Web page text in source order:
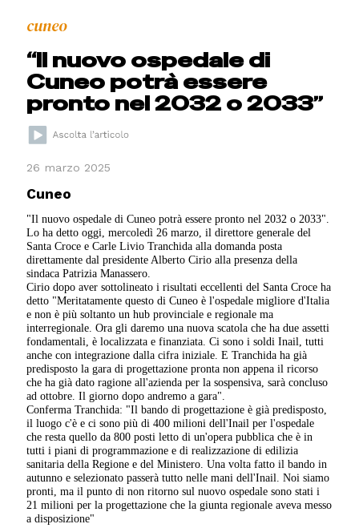
cuneo
“Il nuovo ospedale di
Cuneo potrà essere
pronto nel 2032 o 2033”
26 marzo 2025
Cuneo
"Il nuovo ospedale di Cuneo potrà essere pronto nel 2032 o 2033".
Lo ha detto oggi, mercoledì 26 marzo, il direttore generale del
Santa Croce e Carle Livio Tranchida alla domanda posta
direttamente dal presidente Alberto Cirio alla presenza della
sindaca Patrizia Manassero.
Cirio dopo aver sottolineato i risultati eccellenti del Santa Croce ha
detto "Meritatamente questo di Cuneo è l'ospedale migliore d'Italia
e non è più soltanto un hub provinciale e regionale ma
interregionale. Ora gli daremo una nuova scatola che ha due assetti
fondamentali, è localizzata e finanziata. Ci sono i soldi Inail, tutti
anche con integrazione dalla cifra iniziale. E Tranchida ha già
predisposto la gara di progettazione pronta non appena il ricorso
che ha già dato ragione all'azienda per la sospensiva, sarà concluso
ad ottobre. Il giorno dopo andremo a gara".
Conferma Tranchida: "Il bando di progettazione è già predisposto,
il luogo c'è e ci sono più di 400 milioni dell'Inail per l'ospedale
che resta quello da 800 posti letto di un'opera pubblica che è in
tutti i piani di programmazione e di realizzazione di edilizia
sanitaria della Regione e del Ministero. Una volta fatto il bando in
autunno e selezionato passerà tutto nelle mani dell'Inail. Noi siamo
pronti, ma il punto di non ritorno sul nuovo ospedale sono stati i
21 milioni per la progettazione che la giunta regionale aveva messo
a disposizione"